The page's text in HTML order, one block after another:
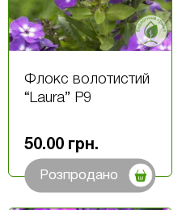
Флокс волотистий
“Laura” Р9
50.00 грн.
Розпродано